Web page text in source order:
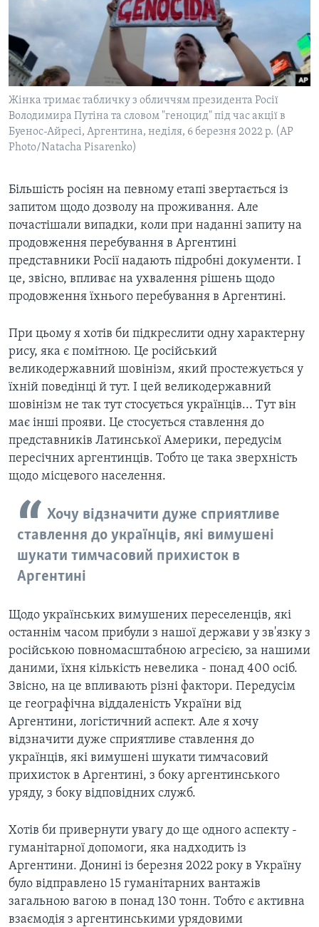
Жінка тримає табличку з обличчям президента Росії
Володимира Путіна та словом "геноцид" під час акції в
Буенос-Айресі, Аргентина, неділя, 6 березня 2022 р. (AP
Photo/Natacha Pisarenko)
Більшість росіян на певному етапі звертається із
запитом щодо дозволу на проживання. Але
почастішали випадки, коли при наданні запиту на
продовження перебування в Аргентині
представники Росії надають підробні документи. І
це, звісно, впливає на ухвалення рішень щодо
продовження їхнього перебування в Аргентині.
При цьому я хотів би підкреслити одну характерну
рису, яка є помітною. Це російський
великодержавний шовінізм, який простежується у
їхній поведінці й тут. І цей великодержавний
шовінізм не так тут стосується українців... Тут він
має інші прояви. Це стосується ставлення до
представників Латинської Америки, передусім
пересічних аргентинців. Тобто це така зверхність
щодо місцевого населення.
Хочу відзначити дуже сприятливе
ставлення до українців, які вимушені
шукати тимчасовий прихисток в
Аргентині
Щодо українських вимушених переселенців, які
останнім часом прибули з нашої держави у зв'язку з
російською повномасштабною агресією, за нашими
даними, їхня кількість невелика - понад 400 осіб.
Звісно, на це впливають різні фактори. Передусім
це географічна віддаленість України від
Аргентини, логістичний аспект. Але я хочу
відзначити дуже сприятливе ставлення до
українців, які вимушені шукати тимчасовий
прихисток в Аргентині, з боку аргентинського
уряду, з боку відповідних служб.
Хотів би привернути увагу до ще одного аспекту -
гуманітарної допомоги, яка надходить із
Аргентини. Донині із березня 2022 року в Україну
було відправлено 15 гуманітарних вантажів
загальною вагою в понад 130 тонн. Тобто є активна
взаємодія з аргентинськими урядовими